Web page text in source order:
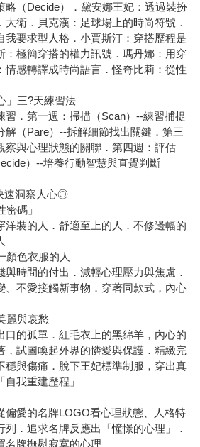
略（Decide）．黛安娜王妃：透過裝扮
衛．貝克漢：足球場上的時尚符號．
我要求型人格．小賈斯汀：穿搭歷程是
：極簡穿搭的權力訊號．瑪丹娜：用穿
情感轉譯成時尚語言．怪奇比莉：從性
」三?天練習法
習．第一週：掃描（Scan）--練習捕捉
解（Pare）--拆解細節找出關鍵．第三
察與心理狀態的關聯．第四週：評估
）--培養行動智慧與直覺判斷
速洞察人心◎
碼」
洋裝的人．舒適至上的人．不修邊幅的
顏色衣服的人
時間的付出．減輕心理壓力與焦慮．
、不愛接觸新事物．穿著同款式，內心
麗與哀愁
口的孤單．紅毛衣上的黑綿羊，內心的
，試圖喚起外界的憐愛與保護．精緻完
穩與傷痛．脫下王妃標準制服，穿出真
我重建歷程」
偏愛的名牌LOGO看心理狀態、人格特
．追求名牌反應出「憧憬的心理」．
名牌撫慰寂寞的心理